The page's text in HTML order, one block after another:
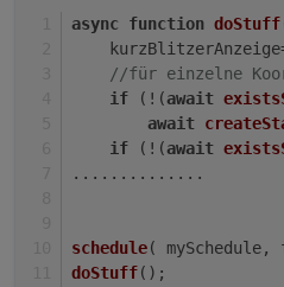
async function doStuff
//für einzelne
if (!(await
await
if (!(await
..............
schedule( mySchedule,
doStuff();